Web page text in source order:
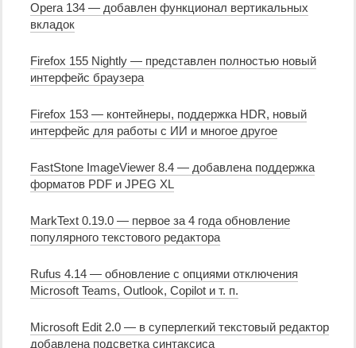
Opera 134 — добавлен функционал вертикальных
вкладок
Firefox 155 Nightly — представлен полностью новый
интерфейс браузера
Firefox 153 — контейнеры, поддержка HDR, новый
интерфейс для работы с ИИ и многое другое
FastStone ImageViewer 8.4 — добавлена поддержка
форматов PDF и JPEG XL
MarkText 0.19.0 — первое за 4 года обновление
популярного текстового редактора
Rufus 4.14 — обновление с опциями отключения
Microsoft Teams, Outlook, Copilot и т. п.
Microsoft Edit 2.0 — в суперлегкий текстовый редактор
добавлена подсветка синтаксиса